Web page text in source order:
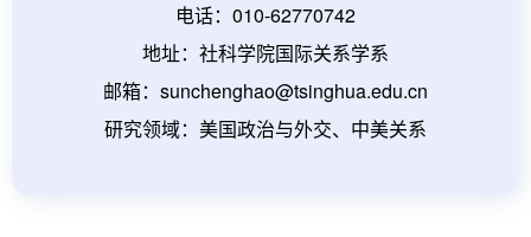
电话：010-62770742
地址：社科学院国际关系学系
邮箱：sunchenghao@tsinghua.edu.cn
研究领域：美国政治与外交、中美关系